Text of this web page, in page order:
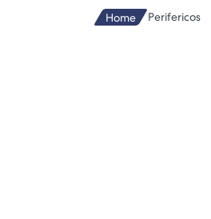
Home Perifericos